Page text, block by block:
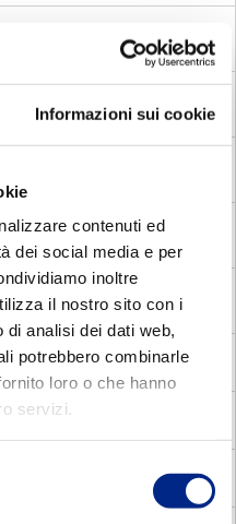
Informazioni sui cookie
contenuti ed
dei social media e per
inoltre
il nostro sito con i
analisi dei dati web,
potrebbero combinarle
loro o che hanno
servizi.
Asincroni Monofase con
Disgiuntore Centrifugo
Disgiuntore voltmetrico
con Disgiuntore
centrifugo
Trifase a doppia
polarità
Asincroni Monofase
Vettoriali compatti quadrati